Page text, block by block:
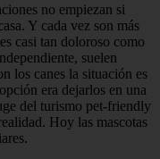
no empiezan si
Y cada vez son más
casi tan doloroso como
suelen
los canes la situación es
era dejarlos en una
del turismo pet‑friendly
Hoy las mascotas